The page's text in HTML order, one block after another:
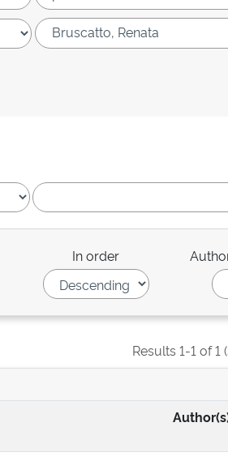
In order
Results 1-1 of